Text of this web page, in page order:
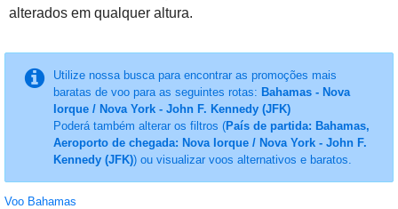
alterados em qualquer altura.
Utilize nossa busca para encontrar as promoções mais
baratas de voo para as seguintes rotas: Bahamas - Nova
Iorque / Nova York - John F. Kennedy (JFK)
Poderá também alterar os filtros (País de partida: Bahamas,
Aeroporto de chegada: Nova Iorque / Nova York - John F.
Kennedy (JFK)) ou visualizar voos alternativos e baratos.
Voo Bahamas